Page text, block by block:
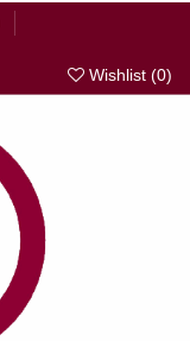
Wishlist (0)